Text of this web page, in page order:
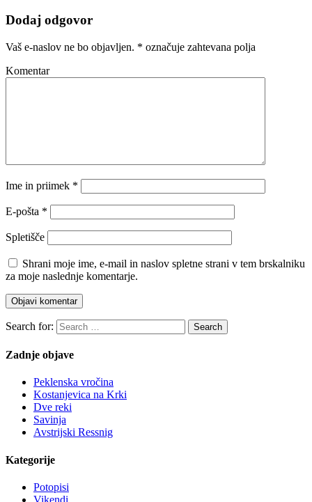
Dodaj odgovor
Vaš e-naslov ne bo objavljen. * označuje zahtevana polja
Komentar
Ime in priimek *
E-pošta *
Spletišče
Shrani moje ime, e-mail in naslov spletne strani v tem brskalniku
za moje naslednje komentarje.
Search for: Search
Zadnje objave
Peklenska vročina
Kostanjevica na Krki
Dve reki
Savinja
Avstrijski Ressnig
Kategorije
Potopisi
Vikendi